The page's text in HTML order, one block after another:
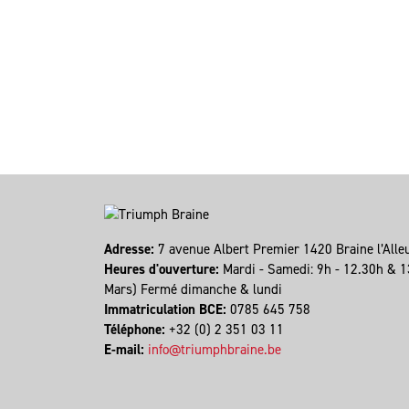
Adresse: 7 avenue Albert Premier 1420 Braine
Heures d'ouverture: Mardi - Samedi: 9h - 12.30h &
Mars) Fermé dimanche & lundi
Immatriculation BCE: 0785 645 758
Téléphone: +32 (0) 2 351 03 11
E-mail: info@triumphbraine.be